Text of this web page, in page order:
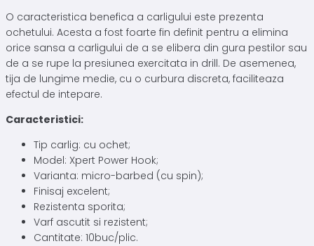
O caracteristica benefica a carligului este prezenta
ochetului. Acesta a fost foarte fin definit pentru a elimina
orice sansa a carligului de a se elibera din gura pestilor sau
de a se rupe la presiunea exercitata in drill. De asemenea,
tija de lungime medie, cu o curbura discreta, faciliteaza
efectul de intepare.
Caracteristici:
Tip carlig: cu ochet;
Model: Xpert Power Hook;
Varianta: micro-barbed (cu spin);
Finisaj excelent;
Rezistenta sporita;
Varf ascutit si rezistent;
Cantitate: 10buc/plic.